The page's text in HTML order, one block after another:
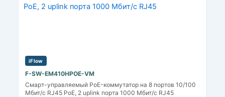
iFlow
F-SW-EM410HPOE-VM
Смарт-управляемый PoE-коммутатор на 8 портов 10/100
Мбит/с RJ45 PoE, 2 uplink порта 1000 Мбит/с RJ45